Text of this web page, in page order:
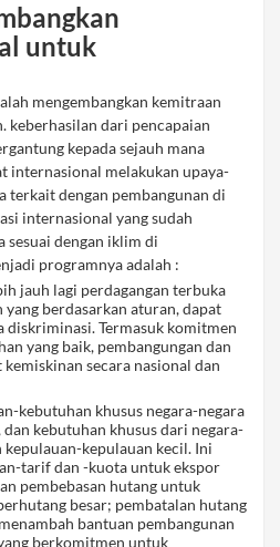
untuk
mengembangkan kemitraan
keberhasilan dari pencapaian
kepada sejauh mana
internasional melakukan upaya-
terkait dengan pembangunan di
internasional yang sudah
sesuai dengan iklim di
programnya adalah :
jauh lagi perdagangan terbuka
yang berdasarkan aturan, dapat
diskriminasi. Termasuk komitmen
yang baik, pembangungan dan
secara nasional dan
kebutuhan khusus negara-negara
kebutuhan khusus dari negara-
kepulauan kecil. Ini
tarif dan -kuota untuk ekspor
pembebasan hutang untuk
besar; pembatalan hutang
bantuan pembangunan
berkomitmen untuk